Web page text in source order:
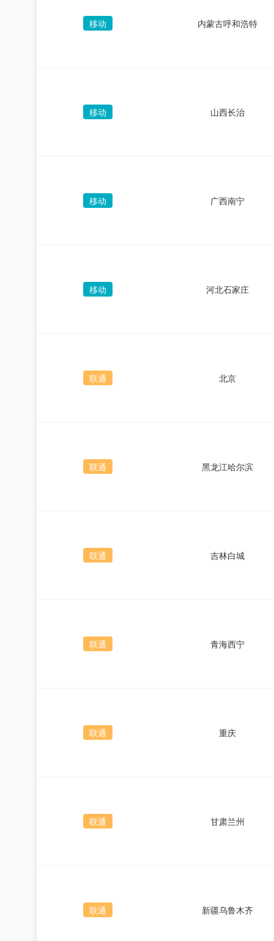
移动 内蒙古呼和浩特
移动 山西长治
移动 广西南宁
移动 河北石家庄
联通 北京
联通 黑龙江哈尔滨
联通 吉林白城
联通 青海西宁
联通 重庆
联通 甘肃兰州
联通 新疆乌鲁木齐